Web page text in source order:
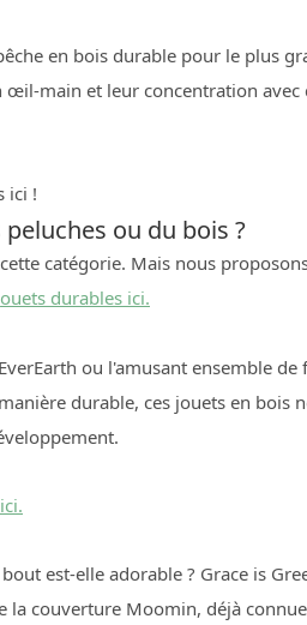
en bois durable pour le plus
main et leur concentration
ici !
ou du bois ?
catégorie. Mais nous
durables ici.
ou l'amusant ensemble
durable, ces jouets en bois
est-elle adorable ? Grace is
couverture Moomin, déjà